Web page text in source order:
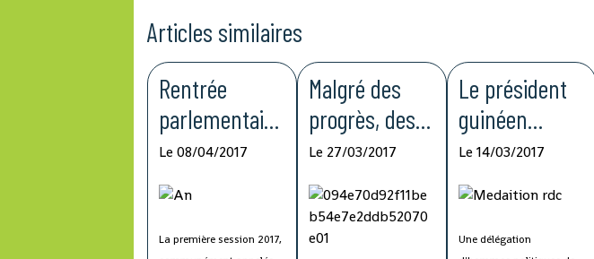
Articles similaires
Rentrée
parlementaire
2017
Le 08/04/2017
La première session 2017,
Malgré des
progrès, des
lacunes
subsistent
dans la lutte
contre
Le 27/03/2017
Le président
guinéen
sollicité dans
la résolution
de la crise
politique en
Le 14/03/2017
Une délégation